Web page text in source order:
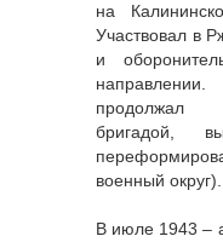
на
Участвовал в
и
продолжал
бригадой,
военный округ).
В июле 1943 –